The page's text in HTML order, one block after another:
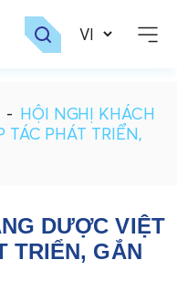
- HỘI NGHỊ KHÁCH
PHÁT TRIỂN,
DƯỢC VIỆT
TRIỂN, GẮN